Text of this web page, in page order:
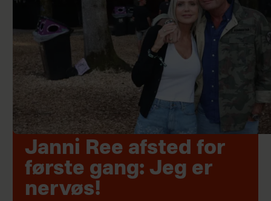
Janni Ree afsted for
første gang: Jeg er
nervøs!